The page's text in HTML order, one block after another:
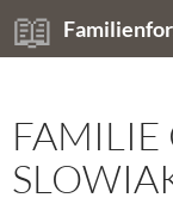
Zum
Inhalt
Suchen